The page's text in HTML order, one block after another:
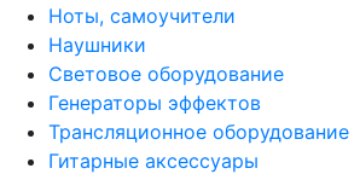
Ноты, самоучители
Наушники
Световое оборудование
Генераторы эффектов
Трансляционное оборудование
Гитарные аксессуары